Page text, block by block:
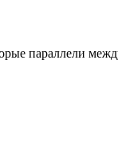
параллели